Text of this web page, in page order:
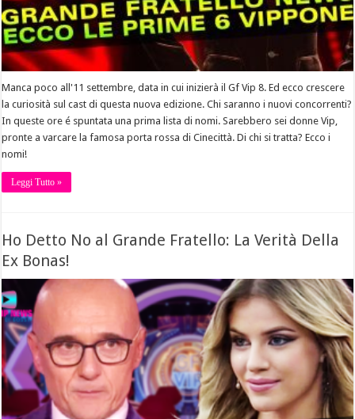
Manca poco all'11 settembre, data in cui inizierà il Gf Vip 8. Ed ecco crescere
la curiosità sul cast di questa nuova edizione. Chi saranno i nuovi concorrenti?
In queste ore é spuntata una prima lista di nomi. Sarebbero sei donne Vip,
pronte a varcare la famosa porta rossa di Cinecittà. Di chi si tratta? Ecco i
nomi!
Leggi Tutto »
Ho Detto No al Grande Fratello: La Verità Della
Ex Bonas!